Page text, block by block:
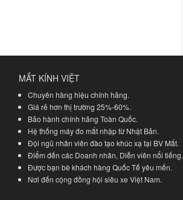
MẮT KÍNH VIỆT
Chuyên hàng hiệu chính hãng.
Giá rẻ hơn thị trường 25%-60%.
Bảo hành chính hãng Toàn Quốc.
Hệ thống máy đo mắt nhập từ Nhật Bản.
Đội ngũ nhân viên đào tạo khúc xạ tại BV Mắt.
Điểm đến các Doanh nhân, Diễn viên nổi tiếng.
Được bạn bè khách hàng Quốc Tế yêu mến.
Nơi đến cộng đồng hội siêu xe Việt Nam.